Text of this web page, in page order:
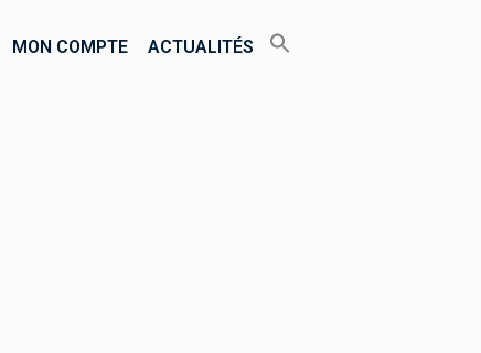
MON COMPTE ACTUALITÉS